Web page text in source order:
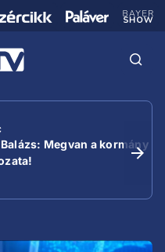
Megvan a kormány